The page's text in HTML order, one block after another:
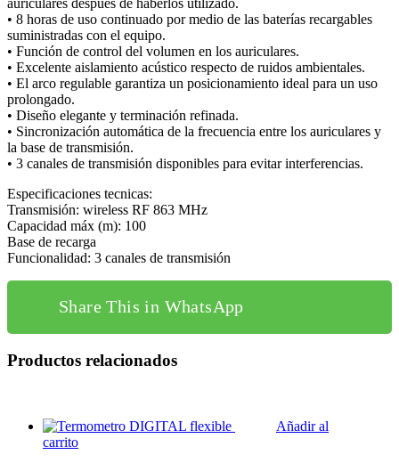
auriculares después de haberlos utilizado.
• 8 horas de uso continuado por medio de las baterías recargables
suministradas con el equipo.
• Función de control del volumen en los auriculares.
• Excelente aislamiento acústico respecto de ruidos ambientales.
• El arco regulable garantiza un posicionamiento ideal para un uso
prolongado.
• Diseño elegante y terminación refinada.
• Sincronización automática de la frecuencia entre los auriculares y
la base de transmisión.
• 3 canales de transmisión disponibles para evitar interferencias.
Especificaciones tecnicas:
Transmisión: wireless RF 863 MHz
Capacidad máx (m): 100
Base de recarga
Funcionalidad: 3 canales de transmisión
Share This in WhatsApp
Productos relacionados
Añadir al
carrito